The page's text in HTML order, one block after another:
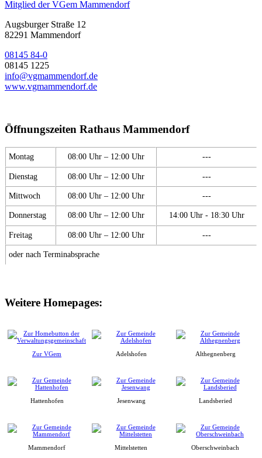
Mitglied der VGem Mammendorf
Augsburger Straße 12
82291 Mammendorf
08145 84-0
08145 1225
info@vgmammendorf.de
www.vgmammendorf.de
Öffnungszeiten Rathaus Mammendorf
Montag 08:00 Uhr – 12:00 Uhr ---
Dienstag 08:00 Uhr – 12:00 Uhr ---
Mittwoch 08:00 Uhr – 12:00 Uhr ---
Donnerstag 08:00 Uhr – 12:00 Uhr 14:00 Uhr - 18:30 Uhr
Freitag 08:00 Uhr – 12:00 Uhr ---
oder nach Terminabsprache
Weitere Homepages:
Zur VGem Adelshofen Althegnenberg
Hattenhofen Jesenwang Landsberied
Mammendorf Mittelstetten Oberschweinbach